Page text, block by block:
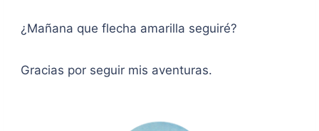
¿Mañana que flecha amarilla seguiré?
Gracias por seguir mis aventuras.